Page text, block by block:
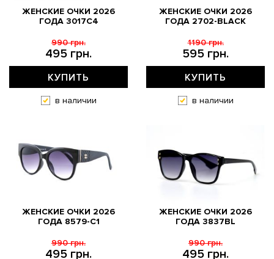
ЖЕНСКИЕ ОЧКИ 2026
ГОДА 3017C4
495 грн.
990 грн.
КУПИТЬ
в наличии
ЖЕНСКИЕ ОЧКИ 2026
ГОДА 2702-BLACK
595 грн.
1190 грн.
КУПИТЬ
в наличии
ЖЕНСКИЕ ОЧКИ 2026
ГОДА 8579-С1
495 грн.
990 грн.
ЖЕНСКИЕ ОЧКИ 2026
ГОДА 3837BL
495 грн.
990 грн.